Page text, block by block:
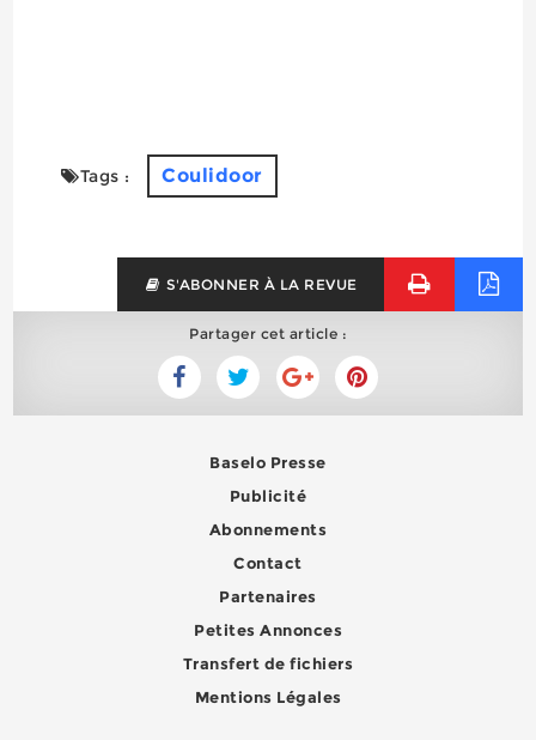
Tags : Coulidoor
S'ABONNER À LA REVUE
Partager cet article :
Baselo Presse
Publicité
Abonnements
Contact
Partenaires
Petites Annonces
Transfert de fichiers
Mentions Légales